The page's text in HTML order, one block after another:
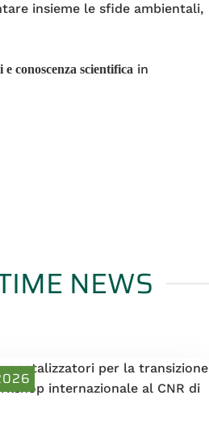
insieme le sfide ambientali,
e conoscenza scientifica in
NEWS